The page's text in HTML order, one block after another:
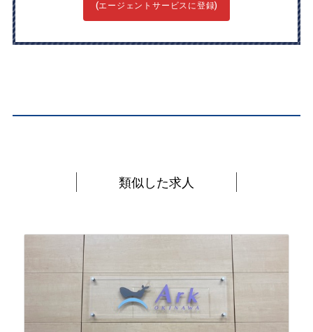
(エージェントサービスに登録)
類似した求人